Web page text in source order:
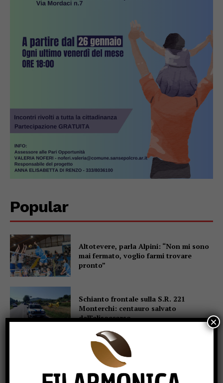
Popular
Altotevere, parla Alpini: “Non mi sono
mai fermato, voglio farmi trovare
pronto”
Schianto frontale sulla S.R. 221
Monterchi: centauro salvato
dall’elisoccorso
Sansepolcro, arrestata coppia di
truffatori: con loro, in auto, il figlio di 7
×